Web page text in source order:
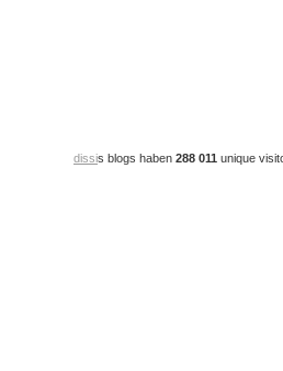
dissis blogs haben 288 011 unique